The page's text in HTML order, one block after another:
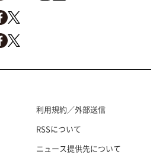
利用規約／外部送信
RSSについて
ニュース提供先について